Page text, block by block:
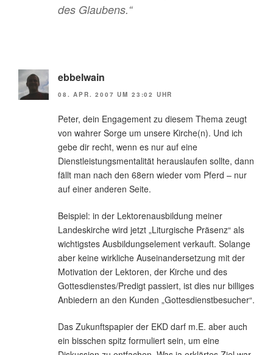
des Glaubens.“
ebbelwain
08. APR. 2007 UM 23:02 UHR
Peter, dein Engagement zu diesem Thema zeugt
von wahrer Sorge um unsere Kirche(n). Und ich
gebe dir recht, wenn es nur auf eine
Dienstleistungsmentalität herauslaufen sollte, dann
fällt man nach den 68ern wieder vom Pferd – nur
auf einer anderen Seite.
Beispiel: in der Lektorenausbildung meiner
Landeskirche wird jetzt „Liturgische Präsenz“ als
wichtigstes Ausbildungselement verkauft. Solange
aber keine wirkliche Auseinandersetzung mit der
Motivation der Lektoren, der Kirche und des
Gottesdienstes/Predigt passiert, ist dies nur billiges
Anbiedern an den Kunden „Gottesdienstbesucher“.
Das Zukunftspapier der EKD darf m.E. aber auch
ein bisschen spitz formuliert sein, um eine